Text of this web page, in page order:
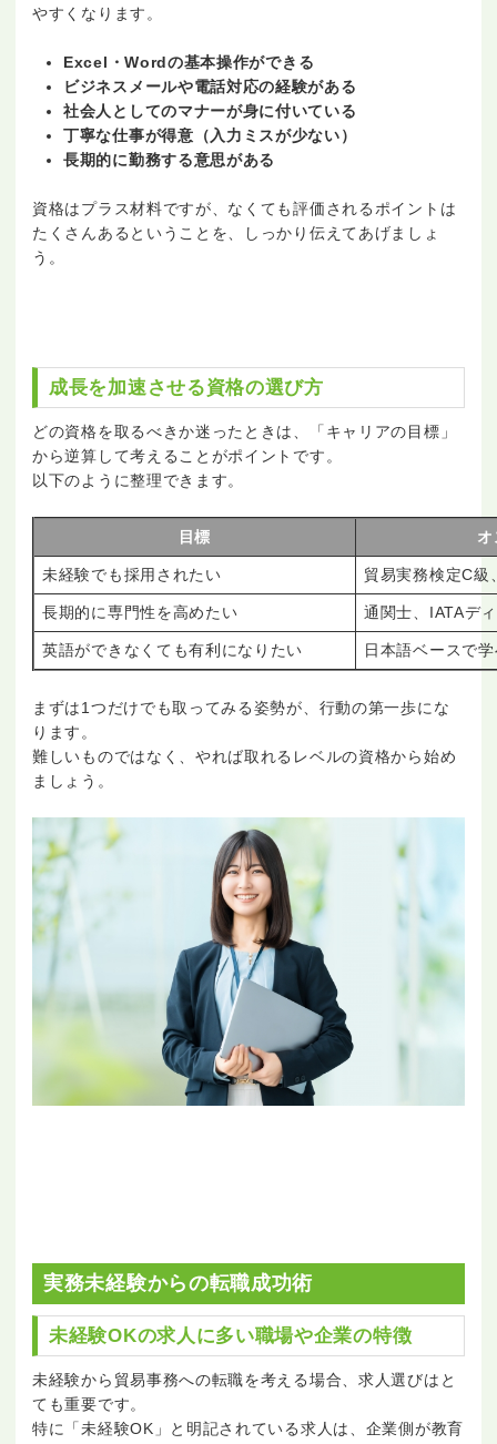
やすくなります。
Excel・Wordの基本操作ができる
ビジネスメールや電話対応の経験がある
社会人としてのマナーが身に付いている
丁寧な仕事が得意（入力ミスが少ない）
長期的に勤務する意思がある
資格はプラス材料ですが、なくても評価されるポイントは
たくさんあるということを、しっかり伝えてあげましょ
う。
成長を加速させる資格の選び方
どの資格を取るべきか迷ったときは、「キャリアの目標」
から逆算して考えることがポイントです。
以下のように整理できます。
目標
未経験でも採用されたい 貿易実務検定C級
長期的に専門性を高めたい 通関士、IATAデ
英語ができなくても有利になりたい 日本語ベースで
まずは1つだけでも取ってみる姿勢が、行動の第一歩にな
ります。
難しいものではなく、やれば取れるレベルの資格から始め
ましょう。
実務未経験からの転職成功術
未経験OKの求人に多い職場や企業の特徴
未経験から貿易事務への転職を考える場合、求人選びはと
ても重要です。
特に「未経験OK」と明記されている求人は、企業側が教育